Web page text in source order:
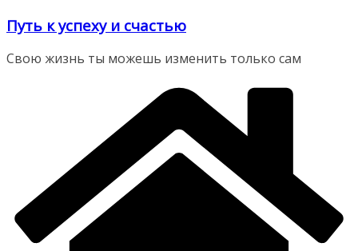
Перейти
содержимому
Путь к успеху и счастью
Свою жизнь ты можешь изменить только сам